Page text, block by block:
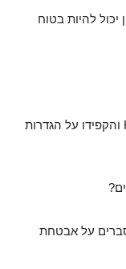
להיות בטוח
– ודאו שהאתר משתמש בפרוטוקול HTTPS והקפידו על הגדרות
על אבטחת